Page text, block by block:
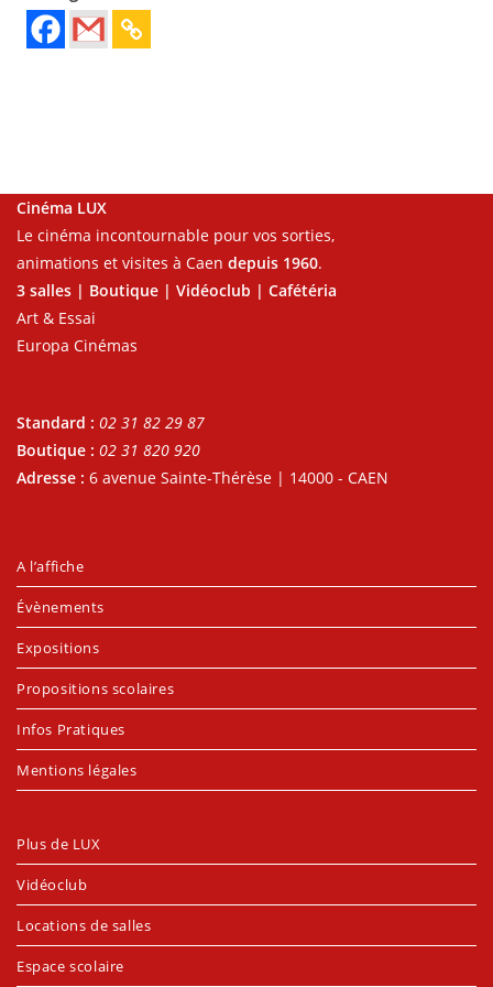
Cinéma LUX
Le cinéma incontournable pour vos sorties,
animations et visites à Caen depuis 1960.
3 salles | Boutique | Vidéoclub | Cafétéria
Art & Essai
Europa Cinémas
Standard : 02 31 82 29 87
Boutique : 02 31 820 920
Adresse : 6 avenue Sainte-Thérèse | 14000 - CAEN
A l’affiche
Évènements
Expositions
Propositions scolaires
Infos Pratiques
Mentions légales
Plus de LUX
Vidéoclub
Locations de salles
Espace scolaire